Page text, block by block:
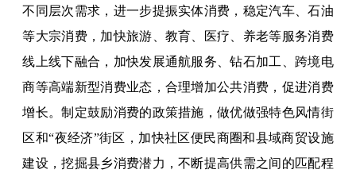
不同层次需求，进一步提振实体消费，稳定汽车、石油
等大宗消费，加快旅游、教育、医疗、养老等服务消费
线上线下融合，加快发展通航服务、钻石加工、跨境电
商等高端新型消费业态，合理增加公共消费，促进消费
增长。制定鼓励消费的政策措施，做优做强特色风情街
区和“夜经济”街区，加快社区便民商圈和县域商贸设施
建设，挖掘县乡消费潜力，不断提高供需之间的匹配程